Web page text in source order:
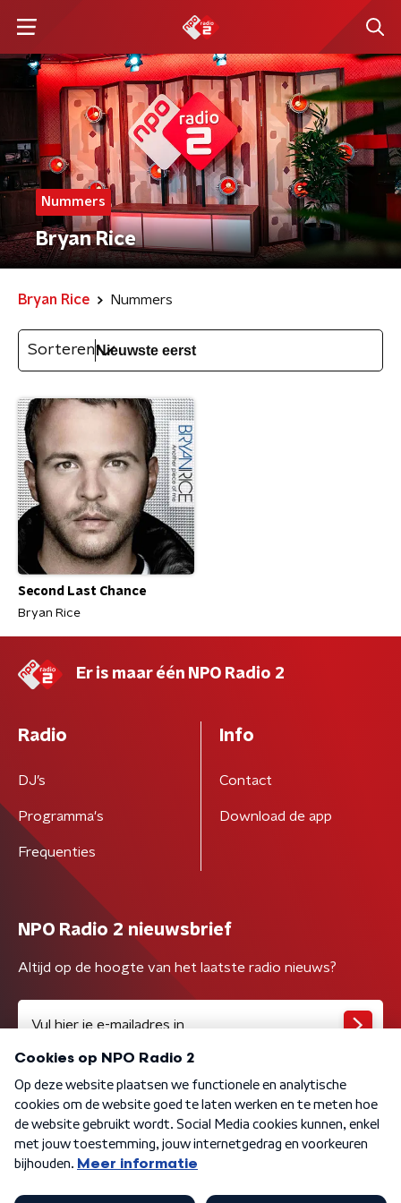
Nummers
Bryan Rice
Bryan Rice Nummers
Sorteren
Second Last Chance
Bryan Rice
Er is maar één NPO Radio 2
Radio
DJ’s
Programma's
Frequenties
Info
Contact
Download de app
NPO Radio 2 nieuwsbrief
Altijd op de hoogte van het laatste radio nieuws?
Algemene voorwaarden